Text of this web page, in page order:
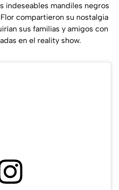
indeseables mandiles negros
compartieron su nostalgia
sus familias y amigos con
en el reality show.